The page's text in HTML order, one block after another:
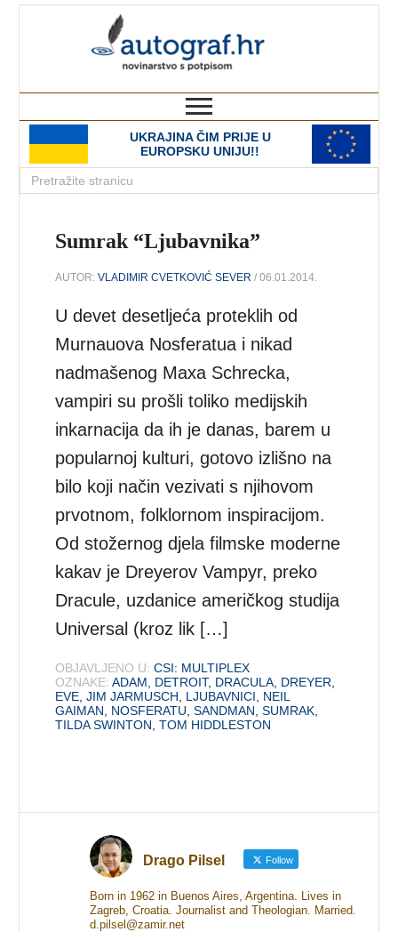
UKRAJINA ČIM PRIJE U
EUROPSKU UNIJU!!
Sumrak “Ljubavnika”
AUTOR:VLADIMIR CVETKOVIĆ SEVER / 06.01.2014.
U devet desetljeća proteklih od
Murnauova Nosferatua i nikad
nadmašenog Maxa Schrecka,
vampiri su prošli toliko medijskih
inkarnacija da ih je danas, barem u
popularnoj kulturi, gotovo izlišno na
bilo koji način vezivati s njihovom
prvotnom, folklornom inspiracijom.
Od stožernog djela filmske moderne
kakav je Dreyerov Vampyr, preko
Dracule, uzdanice američkog studija
Universal (kroz lik […]
OBJAVLJENO U: CSI: MULTIPLEX
OZNAKE: ADAM DETROIT, DRACULA DREYER
EVE ,JIM JARMUSCH LJUBAVNICI
NEIL
GAIMAN
NOSFERATU ,SANDMAN ,SUMRAK
TILDA SWINTON ,TOM HIDDLESTON
Drago Pilsel Follow
Born in 1962 in Buenos Aires, Argentina. Lives in
Zagreb, Croatia. Journalist and Theologian. Married.
d.pilsel@zamir.net